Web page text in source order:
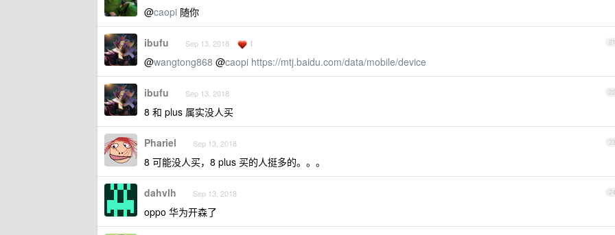
@caopi 随你
21
ibufu Sep 13, 2018 1
@wangtong868 @caopi https://mtj.baidu.com/data/mobile/device
22
ibufu Sep 13, 2018
8 和 plus 属实没人买
23
Phariel Sep 13, 2018
8 可能没人买，8 plus 买的人挺多的。。。
24
dahvlh Sep 13, 2018
oppo 华为开森了